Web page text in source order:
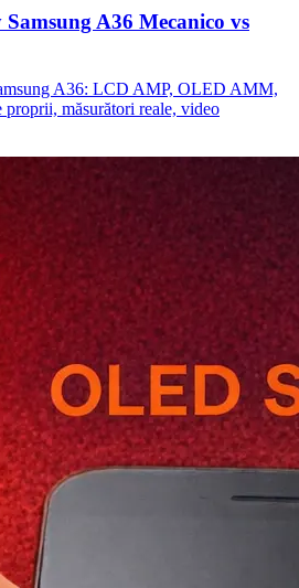
A36 Mecanico vs
A36: LCD AMP, OLED AMM,
proprii, măsurători reale, video